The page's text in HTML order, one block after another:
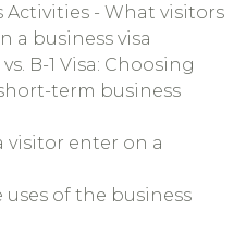
Activities - What visitors
a business visa
B-1 Visa: Choosing
term business
visitor enter on a
of the business